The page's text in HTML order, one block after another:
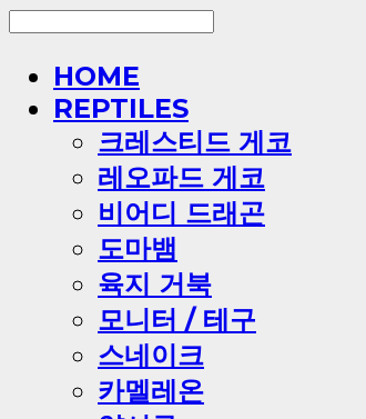
HOME
REPTILES
크레스티드 게코
레오파드 게코
비어디 드래곤
도마뱀
육지 거북
모니터 / 테구
스네이크
카멜레온